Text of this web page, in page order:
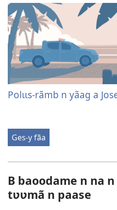
Polɩɩs-rãmb n yãag a
Ges-y fãa
B baoodame n na
tʋʋmã n paase